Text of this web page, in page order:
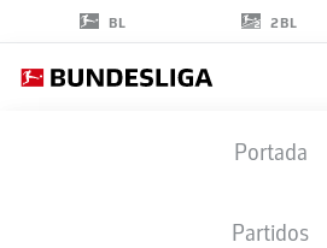
BL 2BL
Portada
Partidos